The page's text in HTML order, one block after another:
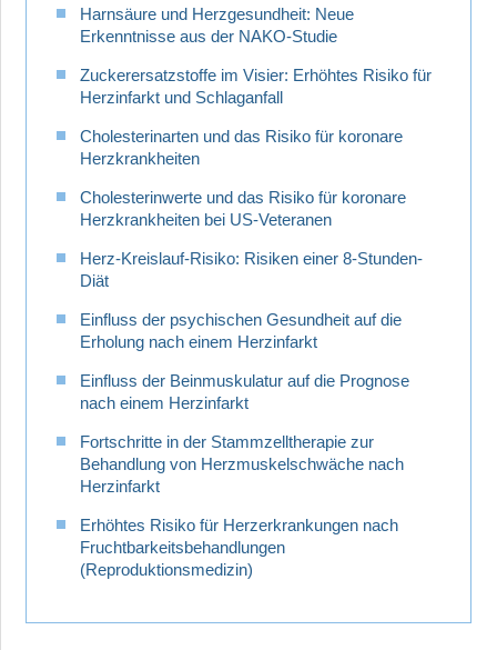
Harnsäure und Herzgesundheit: Neue
Erkenntnisse aus der NAKO-Studie
Zuckerersatzstoffe im Visier: Erhöhtes Risiko für
Herzinfarkt und Schlaganfall
Cholesterinarten und das Risiko für koronare
Herzkrankheiten
Cholesterinwerte und das Risiko für koronare
Herzkrankheiten bei US-Veteranen
Herz-Kreislauf-Risiko: Risiken einer 8-Stunden-
Diät
Einfluss der psychischen Gesundheit auf die
Erholung nach einem Herzinfarkt
Einfluss der Beinmuskulatur auf die Prognose
nach einem Herzinfarkt
Fortschritte in der Stammzelltherapie zur
Behandlung von Herzmuskelschwäche nach
Herzinfarkt
Erhöhtes Risiko für Herzerkrankungen nach
Fruchtbarkeitsbehandlungen
(Reproduktionsmedizin)